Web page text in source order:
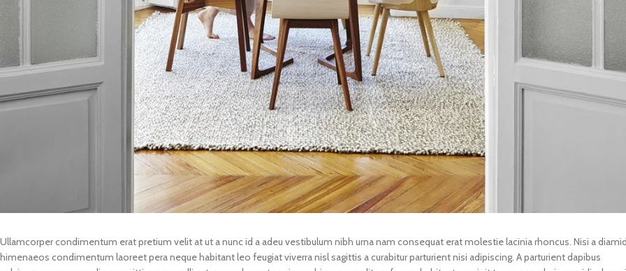
Ullamcorper condimentum erat pretium velit at ut a nunc id a adeu vestibulum nibh urna nam consequat erat molestie lacinia rhoncus. Nisi a
himenaeos condimentum laoreet pera neque habitant leo feugiat viverra nisl sagittis a curabitur parturient nisi adipiscing. A parturient dapibus